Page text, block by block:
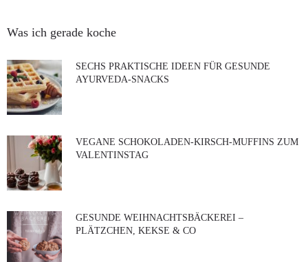
Was ich gerade koche
SECHS PRAKTISCHE IDEEN FÜR GESUNDE
AYURVEDA-SNACKS
VEGANE SCHOKOLADEN-KIRSCH-MUFFINS ZUM
VALENTINSTAG
GESUNDE WEIHNACHTSBÄCKEREI –
PLÄTZCHEN, KEKSE & CO